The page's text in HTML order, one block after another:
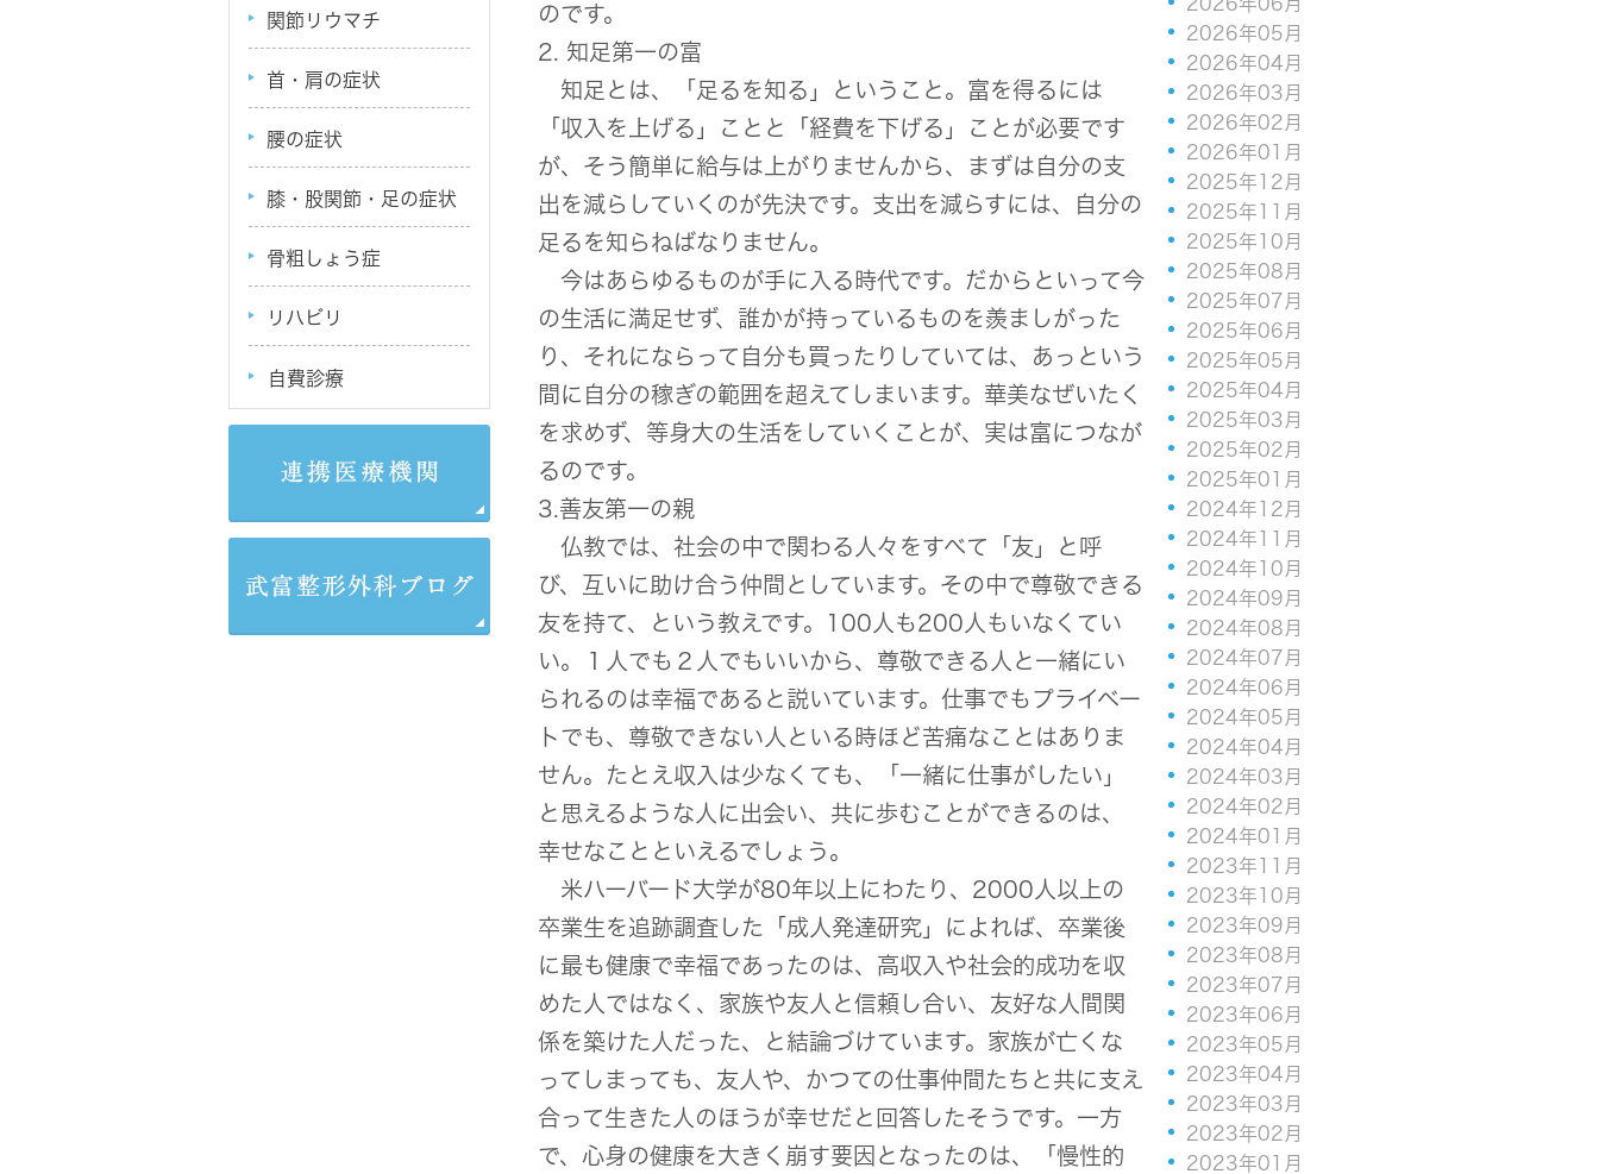
のです。
2. 知足第一の富
知足とは、「足るを知る」ということ。富を得るには
「収入を上げる」ことと「経費を下げる」ことが必要です
が、そう簡単に給与は上がりませんから、まずは自分の支
出を減らしていくのが先決です。支出を減らすには、自分の
足るを知らねばなりません。
今はあらゆるものが手に入る時代です。だからといって今
の生活に満足せず、誰かが持っているものを羨ましがった
り、それにならって自分も買ったりしていては、あっという
間に自分の稼ぎの範囲を超えてしまいます。華美なぜいたく
を求めず、等身大の生活をしていくことが、実は富につなが
るのです。
3.善友第一の親
仏教では、社会の中で関わる人々をすべて「友」と呼
び、互いに助け合う仲間としています。その中で尊敬できる
友を持て、という教えです。100人も200人もいなくてい
い。１人でも２人でもいいから、尊敬できる人と一緒にい
られるのは幸福であると説いています。仕事でもプライベー
トでも、尊敬できない人といる時ほど苦痛なことはありま
せん。たとえ収入は少なくても、「一緒に仕事がしたい」
と思えるような人に出会い、共に歩むことができるのは、
幸せなことといえるでしょう。
米ハーバード大学が80年以上にわたり、2000人以上の
卒業生を追跡調査した「成人発達研究」によれば、卒業後
に最も健康で幸福であったのは、高収入や社会的成功を収
めた人ではなく、家族や友人と信頼し合い、友好な人間関
係を築けた人だった、と結論づけています。家族が亡くな
ってしまっても、友人や、かつての仕事仲間たちと共に支え
合って生きた人のほうが幸せだと回答したそうです。一方
で、心身の健康を大きく崩す要因となったのは、「慢性的
2026年05月
2026年04月
2026年03月
2026年02月
2026年01月
2025年12月
2025年11月
2025年10月
2025年08月
2025年07月
2025年06月
2025年05月
2025年04月
2025年03月
2025年02月
2025年01月
2024年12月
2024年11月
2024年10月
2024年09月
2024年08月
2024年07月
2024年06月
2024年05月
2024年04月
2024年03月
2024年02月
2024年01月
2023年11月
2023年10月
2023年09月
2023年08月
2023年07月
2023年06月
2023年05月
2023年04月
2023年03月
2023年02月
2023年01月
関節リウマチ
首・肩の症状
腰の症状
膝・股関節・足の症状
骨粗しょう症
リハビリ
自費診療